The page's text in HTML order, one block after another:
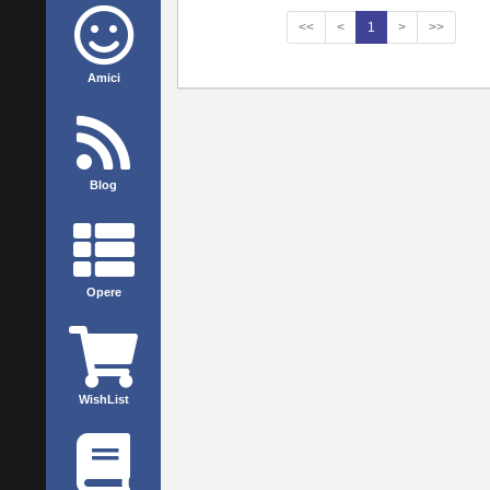
Amici
Blog
Opere
WishList
<< < 1 > >>